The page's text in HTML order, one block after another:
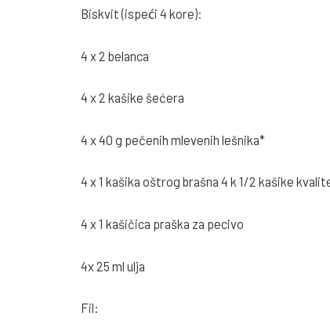
Biskvit (ispeći 4 kore):
4 x 2 belanca
4 x 2 kašike šećera
4 x 40 g pečenih mlevenih lešnika*
4 x 1 kašika oštrog brašna 4 k 1/2 kašike
4 x 1 kašičica praška za pecivo
4x 25 ml ulja
Fil: